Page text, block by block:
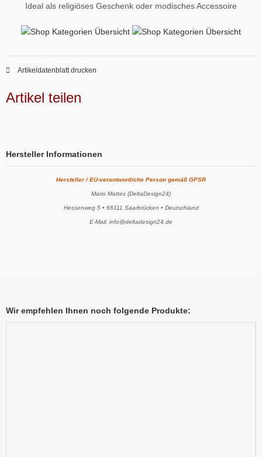
Ideal als religiöses Geschenk oder modisches Accessoire
Artikeldatenblatt drucken
Artikel teilen
Hersteller Informationen
Hersteller / EU-verantwortliche Person gemäß GPSR
Mario Mattes (DeltaDesign24)
Hessenweg 5 • 66111 Saarbrücken • Deutschland
E-Mail: info@deltadesign24.de
Wir empfehlen Ihnen noch folgende Produkte: